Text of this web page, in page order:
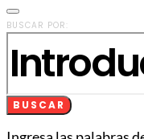
BUSCAR POR:
BUSCAR